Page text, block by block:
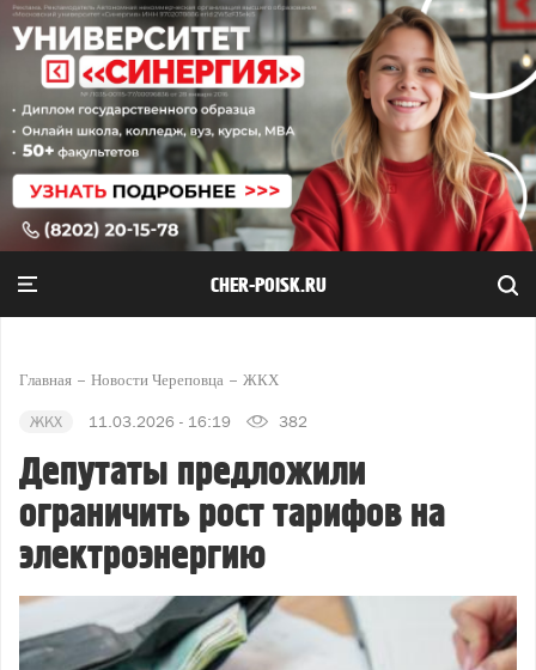
CHER-POISK.RU
Главная Новости Череповца ЖКХ
ЖКХ 11.03.2026 - 16:19 382
Депутаты предложили
ограничить рост тарифов на
электроэнергию